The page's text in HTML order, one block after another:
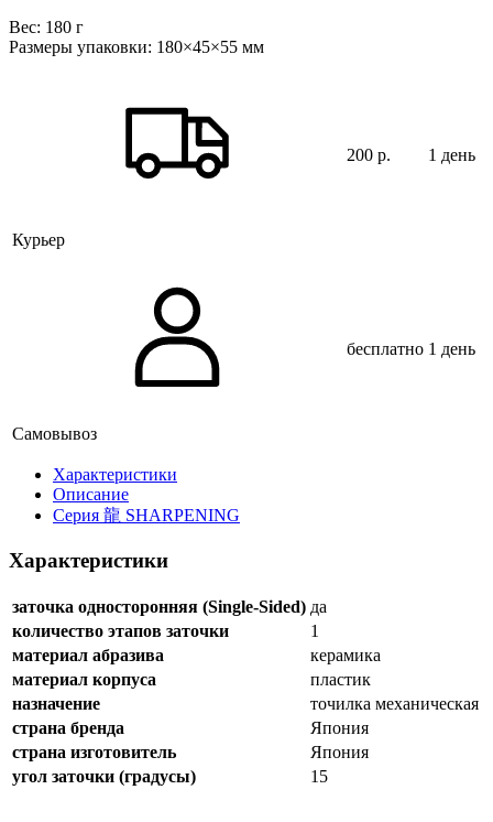
Веc: 180 г
Размеры упаковки: 180×45×55 мм
Курьер
200 р. 1 день
Самовывоз
бесплатно 1 день
Xарактеристики
Описание
Серия 龍 SHARPENING
Характеристики
заточка односторонняя (Single-Sided) да
количество этапов заточки
1
материал абразива
керамика
материал корпуса
пластик
назначение
точилка механическая
страна бренда
Япония
страна изготовитель
Япония
угол заточки (градусы)
15